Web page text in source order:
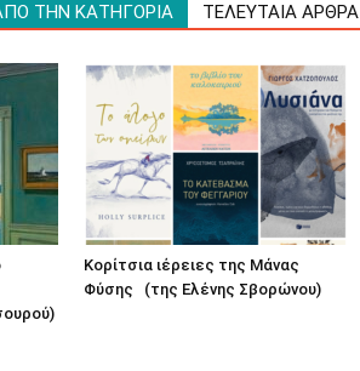
ΤΗΝ ΚΑΤΗΓΟΡΙΑ ΤΕΛΕΥΤΑΙΑ ΑΡΘΡΑ
Κορίτσια ιέρειες της Μάνας
Φύσης (της Ελένης Σβορώνου)